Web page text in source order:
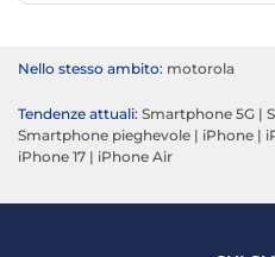
Nello stesso ambito: motorola
Tendenze attuali: Smartphone 5G |
Smartphone pieghevole | iPhone |
iPhone 17 | iPhone Air